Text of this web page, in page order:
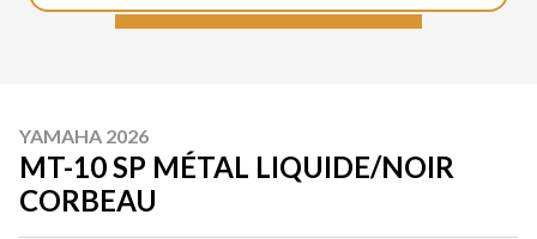
YAMAHA 2026
MT-10 SP MÉTAL LIQUIDE/NOIR
CORBEAU